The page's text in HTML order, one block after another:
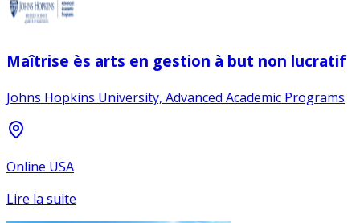
Maîtrise ès arts en gestion à but non lucratif
Johns Hopkins University, Advanced Academic Programs
Online USA
Lire la suite